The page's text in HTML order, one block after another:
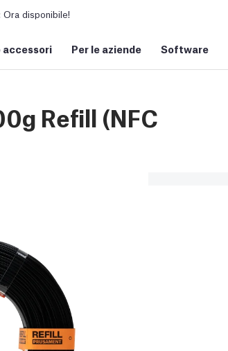
disponibile!
accessori Per le aziende Software
Refill (NFC